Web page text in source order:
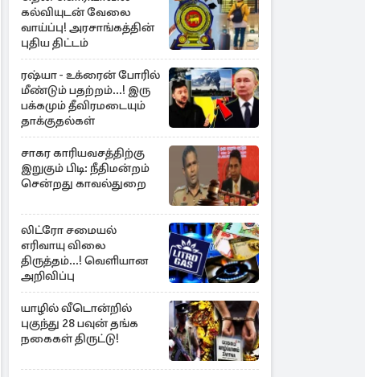
கல்வியுடன் வேலை
வாய்ப்பு! அரசாங்கத்தின்
புதிய திட்டம்
ரஷ்யா - உக்ரைன் போரில்
மீண்டும் பதற்றம்...! இரு
பக்கமும் தீவிரமடையும்
தாக்குதல்கள்
சாகர காரியவசத்திற்கு
இறுகும் பிடி: நீதிமன்றம்
சென்றது காவல்துறை
லிட்ரோ சமையல்
எரிவாயு விலை
திருத்தம்...! வெளியான
அறிவிப்பு
யாழில் வீடொன்றில்
புகுந்து 28 பவுன் தங்க
நகைகள் திருட்டு!